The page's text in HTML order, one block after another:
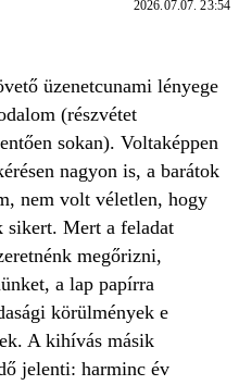
2026.07.07. 23:54
üzenetcunami lényege
(részvétet
sokan). Voltaképpen
nagyon is, a barátok
nem volt véletlen, hogy
sikert. Mert a feladat
megőrizni,
a lap papírra
körülmények e
A kihívás másik
jelenti: harminc év